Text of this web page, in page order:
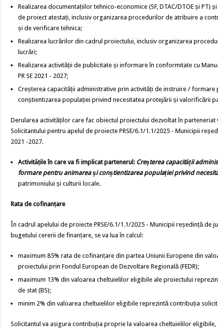
Realizarea documentațiilor tehnico-economice (SF, DTAC/DTOE și PT)
de proiect atestați, inclusiv organizarea procedurilor de atribuire a
și de verificare tehnica;
Realizarea lucrărilor din cadrul proiectului, inclusiv organizarea
lucrări;
Realizarea activității de publicitate și informare în conformitate cu
PR SE 2021 - 2027;
Creșterea capacității administrative prin activități de instruire / formare
conștientizarea populației privind necesitatea protejării și valorificării
Derularea activităților care fac obiectul proiectului dezvoltat în
Solicitantului pentru apelul de proiecte PRSE/6.1/1.1/2025 - Municipii
2021 -2027.
Activitățile în care va fi implicat partenerul: Creșterea capacității
formare pentru animarea și conștientizarea populației privind
patrimoniului și culturii locale.
Rata de cofinanțare
În cadrul apelului de proiecte PRSE/6.1/1.1/2025 - Municipii reședință de
bugetului cererii de finanțare, se va lua în calcul:
maximum 85% rata de cofinanțare din partea Uniunii Europene din
proiectului prin Fondul European de Dezvoltare Regională (FEDR);
maximum 13% din valoarea cheltuielilor eligibile ale proiectului
de stat (BS);
minim 2% din valoarea cheltuielilor eligibile reprezintă contribuția
Solicitantul va asigura contribuția proprie la valoarea cheltuielilor